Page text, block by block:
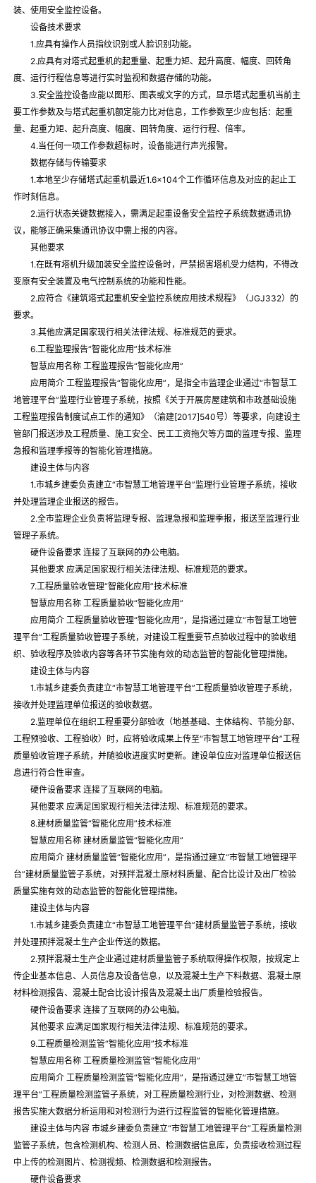
装、使用安全监控设备。
设备技术要求
1.应具有操作人员指纹识别或人脸识别功能。
2.应具有对塔式起重机的起重量、起重力矩、起升高度、幅度、回转角
度、运行行程信息等进行实时监视和数据存储的功能。
3.安全监控设备应能以图形、图表或文字的方式，显示塔式起重机当前主
要工作参数及与塔式起重机额定能力比对信息，工作参数至少应包括：起重
量、起重力矩、起升高度、幅度、回转角度、运行行程、倍率。
4.当任何一项工作参数超标时，设备能进行声光报警。
数据存储与传输要求
1.本地至少存储塔式起重机最近1.6×104个工作循环信息及对应的起止工
作时刻信息。
2.运行状态关键数据接入，需满足起重设备安全监控子系统数据通讯协
议，能够正确采集通讯协议中需上报的内容。
其他要求
1.在既有塔机升级加装安全监控设备时，严禁损害塔机受力结构，不得改
变原有安全装置及电气控制系统的功能和性能。
2.应符合《建筑塔式起重机安全监控系统应用技术规程》（JGJ332）的
要求。
3.其他应满足国家现行相关法律法规、标准规范的要求。
6.工程监理报告“智能化应用”技术标准
智慧应用名称 工程监理报告“智能化应用”
应用简介 工程监理报告“智能化应用”，是指全市监理企业通过“市智慧工
地管理平台”监理行业管理子系统，按照《关于开展房屋建筑和市政基础设施
工程监理报告制度试点工作的通知》（渝建[2017]540号）等要求，向建设主
管部门报送涉及工程质量、施工安全、民工工资拖欠等方面的监理专报、监理
急报和监理季报等的智能化管理措施。
建设主体与内容
1.市城乡建委负责建立“市智慧工地管理平台”监理行业管理子系统，接收
并处理监理企业报送的报告。
2.全市监理企业负责将监理专报、监理急报和监理季报，报送至监理行业
管理子系统。
硬件设备要求 连接了互联网的办公电脑。
其他要求 应满足国家现行相关法律法规、标准规范的要求。
7.工程质量验收管理“智能化应用”技术标准
智慧应用名称 工程质量验收“智能化应用”
应用简介 工程质量验收管理“智能化应用”，是指通过建立“市智慧工地管
理平台”工程质量验收管理子系统，对建设工程重要节点验收过程中的验收组
织、验收程序及验收内容等各环节实施有效的动态监管的智能化管理措施。
建设主体与内容
1.市城乡建委负责建立“市智慧工地管理平台”工程质量验收管理子系统，
接收并处理监理单位报送的验收数据。
2.监理单位在组织工程重要分部验收（地基基础、主体结构、节能分部、
工程预验收、工程验收）时，应将验收成果上传至“市智慧工地管理平台”工程
质量验收管理子系统，并随验收进度实时更新。建设单位应对监理单位报送信
息进行符合性审查。
硬件设备要求 连接了互联网的电脑。
其他要求 应满足国家现行相关法律法规、标准规范的要求。
8.建材质量监管“智能化应用”技术标准
智慧应用名称 建材质量监管“智能化应用”
应用简介 建材质量监管“智能化应用”，是指通过建立“市智慧工地管理平
台”建材质量监管子系统，对预拌混凝土原材料质量、配合比设计及出厂检验
质量实施有效的动态监管的智能化管理措施。
建设主体与内容
1.市城乡建委负责建立“市智慧工地管理平台”建材质量监管子系统，接收
并处理预拌混凝土生产企业传送的数据。
2.预拌混凝土生产企业通过建材质量监管子系统取得操作权限，按规定上
传企业基本信息、人员信息及设备信息，以及混凝土生产下料数据、混凝土原
材料检测报告、混凝土配合比设计报告及混凝土出厂质量检验报告。
硬件设备要求 连接了互联网的办公电脑。
其他要求 应满足国家现行相关法律法规、标准规范的要求。
9.工程质量检测监管“智能化应用”技术标准
智慧应用名称 工程质量检测监管“智能化应用”
应用简介 工程质量检测监管“智能化应用”，是指通过建立“市智慧工地管
理平台”工程质量检测监管子系统，对工程质量检测行业，对检测数据、检测
报告实施大数据分析运用和对检测行为进行过程监管的智能化管理措施。
建设主体与内容 市城乡建委负责建立“市智慧工地管理平台”工程质量检测
监管子系统，包含检测机构、检测人员、检测数据信息库，负责接收检测过程
中上传的检测图片、检测视频、检测数据和检测报告。
硬件设备要求